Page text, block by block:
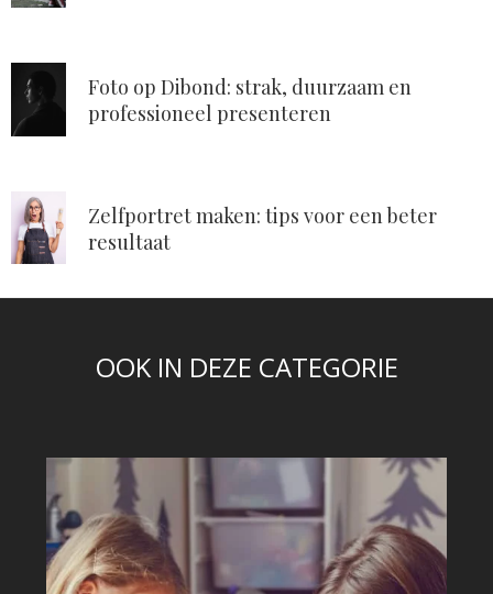
Foto op Dibond: strak, duurzaam en
professioneel presenteren
Zelfportret maken: tips voor een beter
resultaat
OOK IN DEZE CATEGORIE